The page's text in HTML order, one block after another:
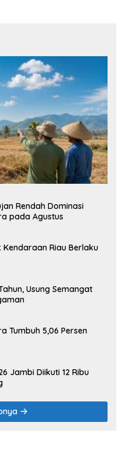
Rendah Dominasi
pada Agustus
Kendaraan Riau Berlaku
Usung Semangat
Tumbuh 5,06 Persen
Jambi Diikuti 12 Ribu